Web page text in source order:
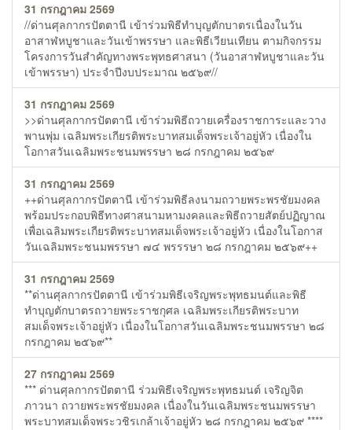
31 กรกฎาคม 2569
//ด่านศุลกากรปัตตานี เข้าร่วมพิธีทำบุญตักบาตรเนื่องในวัน
อาสาฬหบูชาและวันเข้าพรรษา และพิธีเวียนเทียน ตามกิจกรรม
โครงการวันสำคัญทางพระพุทธศาสนา (วันอาสาฬหบูชาและวัน
เข้าพรรษา) ประจำปีงบประมาณ ๒๕๖๙//
31 กรกฎาคม 2569
>>ด่านศุลกากรปัตตานี เข้าร่วมพิธีถวายเครื่องราชการะและวาง
พานพุ่ม เฉลิมพระเกียรติพระบาทสมเด็จพระเจ้าอยู่หัว เนื่องใน
โอกาสวันเฉลิมพระชนมพรรษา ๒๘ กรกฎาคม ๒๕๖๙
31 กรกฎาคม 2569
++ด่านศุลกากรปัตตานี เข้าร่วมพิธีลงนามถวายพระพรชัยมงคล
พร้อมประกอบพิธีทางศาสนามหามงคลและพิธีถวายสัตย์ปฏิญาณ
เพื่อเฉลิมพระเกียรติพระบาทสมเด็จพระเจ้าอยู่หัว เนื่องในโอกาส
วันเฉลิมพระชนมพรรษา ๗๔ พรรรษา ๒๘ กรกฎาคม ๒๕๖๙++
31 กรกฎาคม 2569
**ด่านศุลกากรปัตตานี เข้าร่วมพิธีเจริญพระพุทธมนต์และพิธี
ทำบุญตักบาตรถวายพระราชกุศล เฉลิมพระเกียรติพระบาท
สมเด็จพระเจ้าอยู่หัว เนื่องในโอกาสวันเฉลิมพระชนมพรรษา ๒๘
กรกฎาคม ๒๕๖๙**
27 กรกฎาคม 2569
*** ด่านศุลกากรปัตตานี ร่วมพิธีเจริญพระพุทธมนต์ เจริญจิต
ภาวนา ถวายพระพรชัยมงคล เนื่องในวันเฉลิมพระชนมพรรษา
พระบาทสมเด็จพระวชิรเกล้าเจ้าอยู่หัว ๒๘ กรกฎาคม ๒๕๖๙ ****